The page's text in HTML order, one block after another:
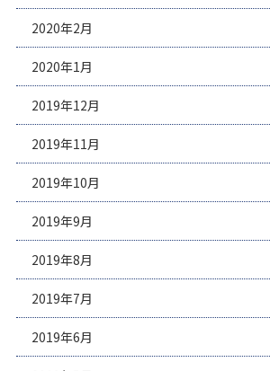
2020年2月
2020年1月
2019年12月
2019年11月
2019年10月
2019年9月
2019年8月
2019年7月
2019年6月